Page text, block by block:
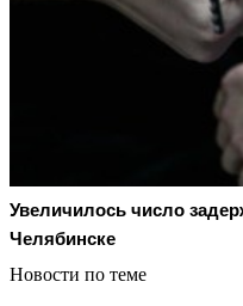
Увеличилось число
Челябинске
Новости по теме